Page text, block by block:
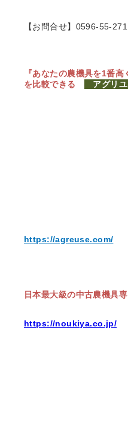
【お問合せ】0596-55-
『あなたの農機具を1番高
を比較できる
アグリ
https://agreuse.com/
日本最大級の中古農機具
https://noukiya.co.jp/